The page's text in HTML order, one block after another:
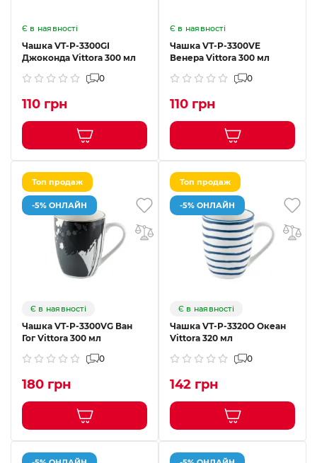
Є в наявності
Чашка VT-P-3300GI
Джоконда Vittora 300 мл
0
110 грн
Є в наявності
Чашка VT-P-3300VE
Венера Vittora 300 мл
0
110 грн
Топ продаж
-5% ОНЛАЙН
Є в наявності
Чашка VT-P-3300VG Ван
Гог Vittora 300 мл
0
180 грн
Топ продаж
-5% ОНЛАЙН
Є в наявності
Чашка VT-P-3320О Океан
Vittora 320 мл
0
142 грн